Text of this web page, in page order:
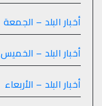
أخبار البلد – الجمعة ٧ أغسطس ٢٠٢٦م
أخبار البلد – الخميس ٦ أغسطس ٢٠٢٦م
أخبار البلد – الأربعاء ٥ أغسطس ٢٠٢٦م